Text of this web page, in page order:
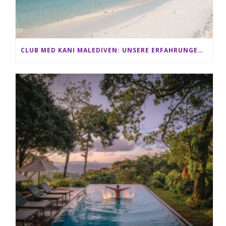
CLUB MED KANI MALEDIVEN: UNSERE ERFAHRUNGEN IM ALL-INCLUSIVE PARADIES